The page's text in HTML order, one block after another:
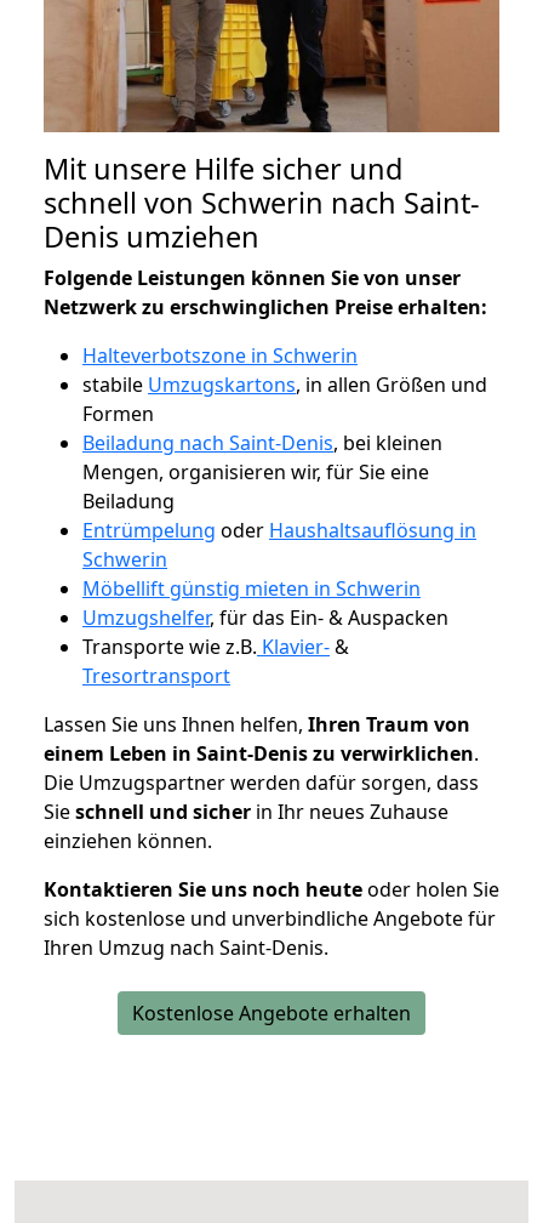
Mit unsere Hilfe sicher und
schnell von Schwerin nach Saint-
Denis umziehen
Folgende Leistungen können Sie von unser
Netzwerk zu erschwinglichen Preise erhalten:
Halteverbotszone in Schwerin
stabile Umzugskartons, in allen Größen und
Formen
Beiladung nach Saint-Denis, bei kleinen
Mengen, organisieren wir, für Sie eine
Beiladung
Entrümpelung oder Haushaltsauflösung in
Schwerin
Möbellift günstig mieten in Schwerin
Umzugshelfer, für das Ein- & Auspacken
Transporte wie z.B. Klavier-&
Tresortransport
Lassen Sie uns Ihnen helfen, Ihren Traum von
einem Leben in Saint-Denis zu verwirklichen.
Die Umzugspartner werden dafür sorgen, dass
Sieschnell und sicher in Ihr neues Zuhause
einziehen können.
Kontaktieren Sie uns noch heuteoder holen Sie
sich kostenlose und unverbindliche Angebote für
Ihren Umzug nach Saint-Denis.
Kostenlose Angebote erhalten